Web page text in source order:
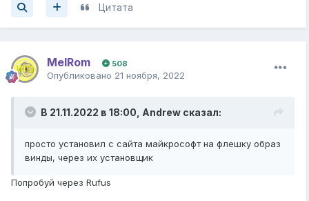
Цитата
MelRom 508
Опубликовано 21 ноября, 2022
В 21.11.2022 в 18:00, Andrew сказал:
просто установил с сайта майкрософт на флешку образ
винды, через их установщик
Попробуй через Rufus